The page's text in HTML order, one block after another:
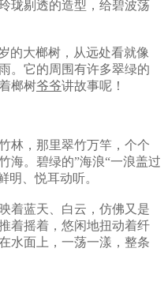
珑剔透的造型，给碧波荡
的大榔树，从远处看就像
。它的周围有许多翠绿的
榔树爷爷讲故事呢！
，那里翠竹万竿，个个
海。碧绿的”海浪“一浪盖过
明、悦耳动听。
蓝天、白云，仿佛又是
着摇着，悠闲地扭动着纤
水面上，一荡一漾，整条